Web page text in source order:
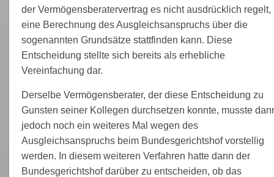
der Vermögensberatervertrag es nicht ausdrücklich regelt,
eine Berechnung des Ausgleichsanspruchs über die
sogenannten Grundsätze stattfinden kann. Diese
Entscheidung stellte sich bereits als erhebliche
Vereinfachung dar.
Derselbe Vermögensberater, der diese Entscheidung zu
Gunsten seiner Kollegen durchsetzen konnte, musste
jedoch noch ein weiteres Mal wegen des
Ausgleichsanspruchs beim Bundesgerichtshof vorstellig
werden. In diesem weiteren Verfahren hatte dann der
Bundesgerichtshof darüber zu entscheiden, ob das